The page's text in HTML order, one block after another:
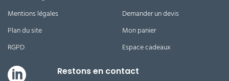
Mentions légales
Plan du site
RGPD
Demander un devis
Mon panier
Espace cadeaux
Restons en contact